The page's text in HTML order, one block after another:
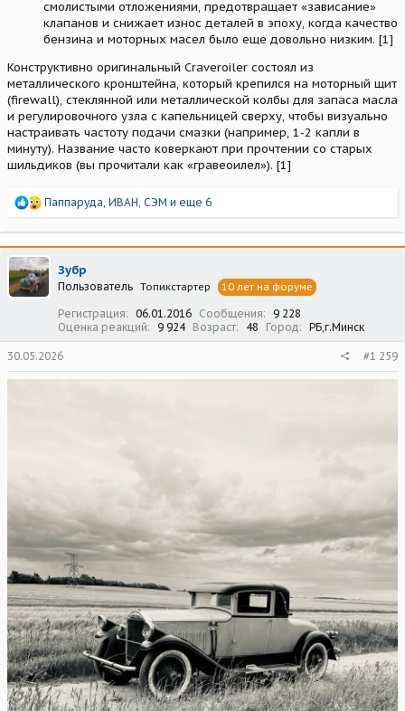
смолистыми отложениями, предотвращает «зависание»
клапанов и снижает износ деталей в эпоху, когда качество
бензина и моторных масел было еще довольно низким. [1]
Конструктивно оригинальный Craveroiler состоял из
металлического кронштейна, который крепился на моторный щит
(firewall), стеклянной или металлической колбы для запаса масла
и регулировочного узла с капельницей сверху, чтобы визуально
настраивать частоту подачи смазки (например, 1-2 капли в
минуту). Название часто коверкают при прочтении со старых
шильдиков (вы прочитали как «гравеоилел»). [1]
Р
а
к
ц
и
Паппаруда ИВАН СЭМ и еще 6
Зубр
Пользователь Топикстартер 10 лет на форуме
Регистрация 06.01.2016 Сообщения
9 228
Оценка реакций
9 924 Возраст 48 Город РБ,г.Минск
30.05.2026 #1 259